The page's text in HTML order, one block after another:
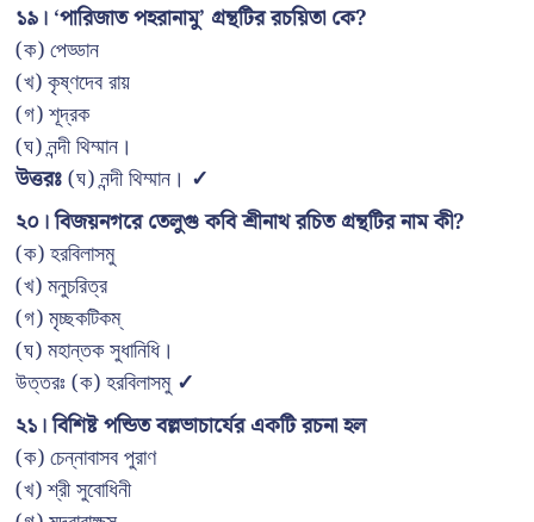
১৯। ‘পারিজাত পহরানামু’ গ্রন্থটির রচয়িতা কে?
(ক) পেড্ডান
(খ) কৃষ্ণদেব রায়
(গ) শূদ্রক
(ঘ) নন্দী থিম্মান।
উত্তরঃ(ঘ) নন্দী থিম্মান। ✓
২০। বিজয়নগরে তেলুগু কবি শ্রীনাথ রচিত গ্রন্থটির নাম কী?
(ক) হরবিলাসমু
(খ) মনুচরিত্র
(গ) মৃচ্ছকটিকম্
(ঘ) মহান্তক সুধানিধি।
উত্তরঃ (ক) হরবিলাসমু ✓
২১। বিশিষ্ট পন্ডিত বল্লভাচার্যের একটি রচনা হল
(ক) চেন্নাবাসব পুরাণ
(খ) শ্রী সুবোধিনী